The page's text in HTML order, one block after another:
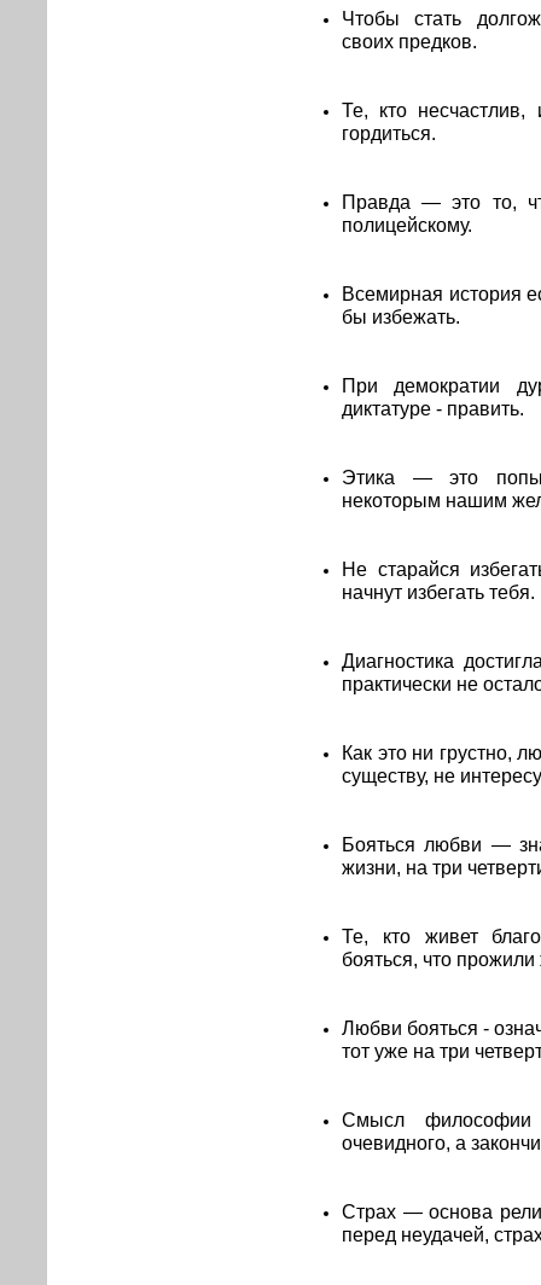
Чтобы стать
своих предков.
Те, кто
гордиться.
Правда — это то,
полицейскому.
Всемирная история
бы избежать.
При демократии
диктатуре - править.
Этика — это
некоторым нашим
Не старайся
начнут избегать тебя.
Диагностика
практически не
Как это ни грустно,
существу, не
Бояться любви —
жизни, на три
Те, кто живет
бояться, что
Любви бояться -
тот уже на три
Смысл
очевидного, а
Страх — основа
перед неудачей,